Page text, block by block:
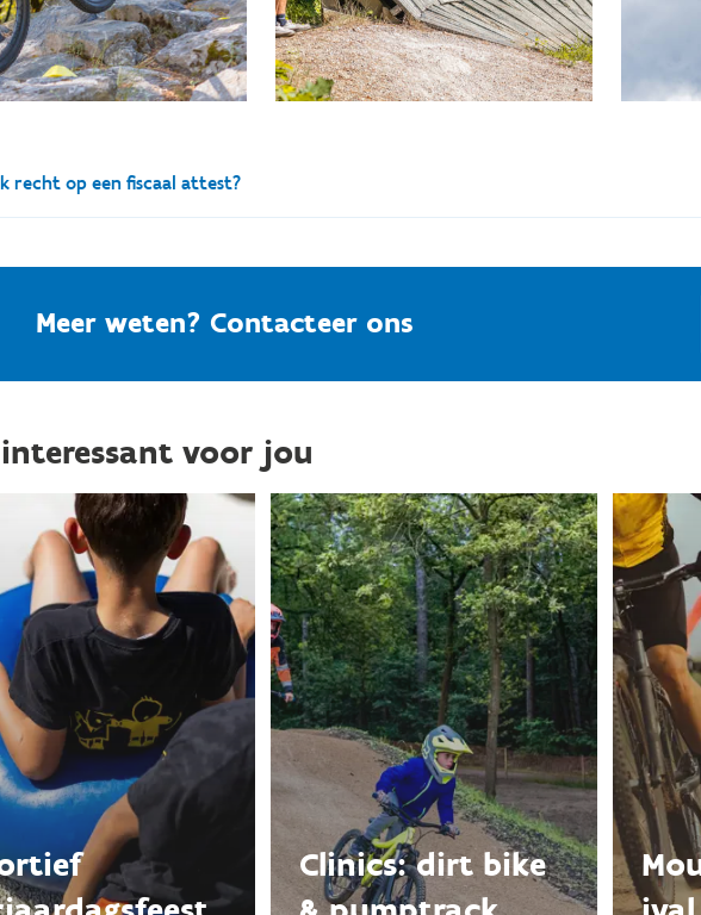
recht op een fiscaal attest?
voor kinderoppas kunnen, indien aan een aantal voorwaarden is voldaan,
informatie rond het fiscaalattest voor kinderopvang kan je terecht bij FOD
meer te weten over het fiscaal attest
Meer weten? Contacteer ons
voor jou
Clinics: dirt bike